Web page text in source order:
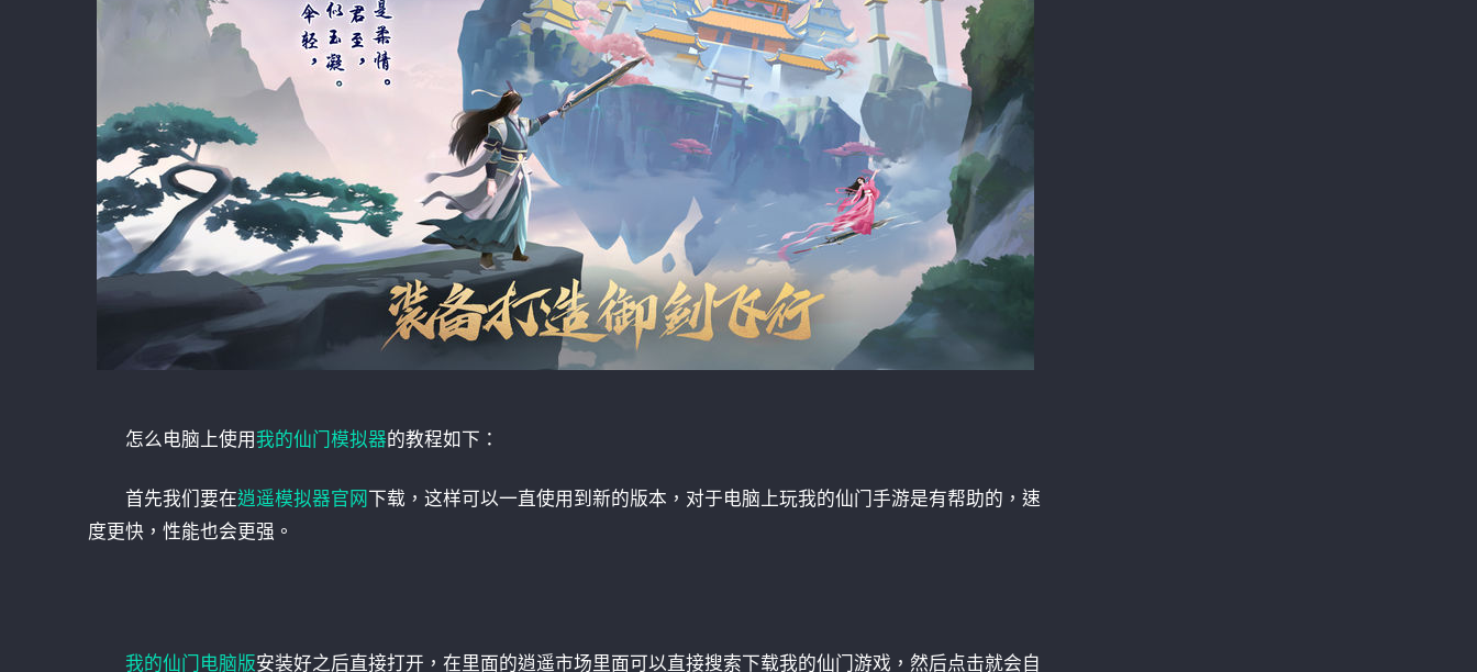
怎么电脑上使用我的仙门模拟器的教程如下：
首先我们要在逍遥模拟器官网下载，这样可以一直使用到新的版本，对于电脑上玩我的仙门手游是有帮助的，速
度更快，性能也会更强。
我的仙门电脑版安装好之后直接打开，在里面的逍遥市场里面可以直接搜索下载我的仙门游戏，然后点击就会自